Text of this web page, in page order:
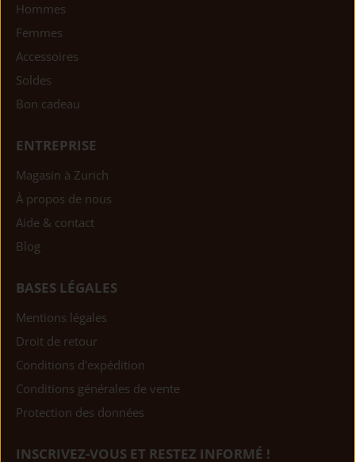
Hommes
Femmes
Accessoires
Soldes
Bon cadeau
ENTREPRISE
Magasin à Zurich
À propos de nous
Aide & contact
Blog
BASES LÉGALES
Mentions légales
Droit de retour
Conditions d'expédition
Conditions générales de vente
Protection des données
INSCRIVEZ-VOUS ET RESTEZ INFORMÉ !